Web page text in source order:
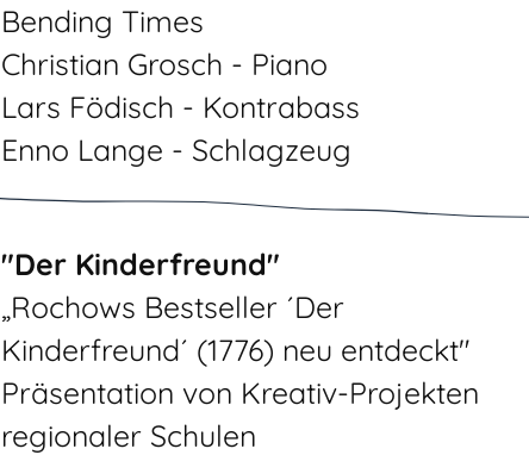
Bending Times
Christian Grosch - Piano
Lars Födisch - Kontrabass
Enno Lange - Schlagzeug
"Der Kinderfreund"
„Rochows Bestseller ´Der
Kinderfreund´ (1776) neu entdeckt"
Präsentation von Kreativ-Projekten
regionaler Schulen